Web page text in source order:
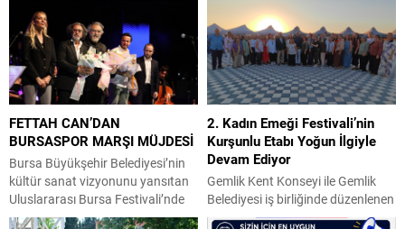
ayı ihracatı 3 milyar 586 milyon
dolar olarak gerçekleşti. Türkiye
ihracatında birinci sıradaki yerini
koruyan endüstrinin toplam
ihracattan aldığı pay ise yüzde 14
oldu. Yılın ilk yedi ayında otomotiv
endüstrisi ihracatı ise 24,4 milyar
dolar barajını...
Başkanı İbrahim Burkay, MÜSİAD
Bursa Şube Başkanı Alparslan
Şenocak ve beraberindeki
yönetim kurulu üyelerini ağırladı.
Yaklaşık bir saat süren ziyarette,
üretim sektörünün karşı karşıya
bulunduğu sorunlar, sanayinin
mevcut durumu ve çözüm
önerileri ele alındı. Görüşmede,
Bursa’da üretimin nasıl...
FETTAH CAN’DAN
BURSASPOR MARŞI MÜJDESİ
Bursa Büyükşehir Belediyesi’nin
kültür sanat vizyonunu yansıtan
Uluslararası Bursa Festivali’nde
sahne alan Bursalı sevilen sanatçı
2. Kadın Emeği Festivali’nin
Kurşunlu Etabı Yoğun İlgiyle
Devam Ediyor
Gemlik Kent Konseyi ile Gemlik
Belediyesi iş birliğinde düzenlenen
2. Kadın Emeği Festivali’nin